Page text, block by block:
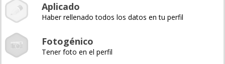
Aplicado
Haber rellenado todos los datos en tu perfil
Fotogénico
Tener foto en el perfil